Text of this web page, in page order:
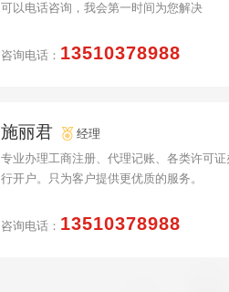
可以电话咨询，我会第一时间为您解决
咨询电话： 13510378988
施丽君
经理
专业办理工商注册、代理记账、各类许可
行开户。只为客户提供更优质的服务。
咨询电话： 13510378988